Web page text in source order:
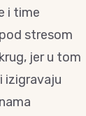
i time
stresom
jer u tom
izigravaju